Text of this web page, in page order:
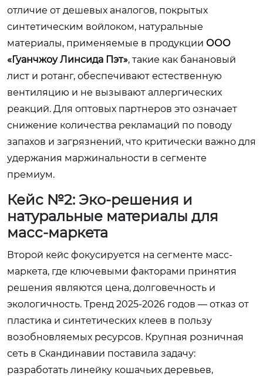
отличие от дешевых аналогов, покрытых
синтетическим войлоком, натуральные
материалы, применяемые в продукции ООО
«Гуанчжоу Линсида Пэт», такие как банановый
лист и ротанг, обеспечивают естественную
вентиляцию и не вызывают аллергических
реакций. Для оптовых партнеров это означает
снижение количества рекламаций по поводу
запахов и загрязнений, что критически важно для
удержания маржинальности в сегменте
премиум.
Кейс №2: Эко-решения и
натуральные материалы для
масс-маркета
Второй кейс фокусируется на сегменте масс-
маркета, где ключевыми факторами принятия
решения являются цена, долговечность и
экологичность. Тренд 2025-2026 годов — отказ от
пластика и синтетических клеев в пользу
возобновляемых ресурсов. Крупная розничная
сеть в Скандинавии поставила задачу:
разработать линейку кошачьих деревьев,